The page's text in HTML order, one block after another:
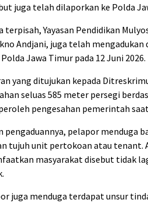
juga telah dilaporkan ke Polda
terpisah, Yayasan Pendidikan
Andjani, juga telah
Jawa Timur pada 12 Juni 2026.
yang ditujukan kepada
seluas 585 meter persegi
pengesahan pemerintah
pengaduannya, pelapor menduga
tujuh unit pertokoan atau tenant.
masyarakat disebut tidak
juga menduga terdapat unsur